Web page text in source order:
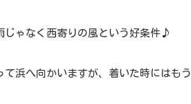
じゃなく西寄りの風という好条件♪
て浜へ向かいますが、着いた時にはも